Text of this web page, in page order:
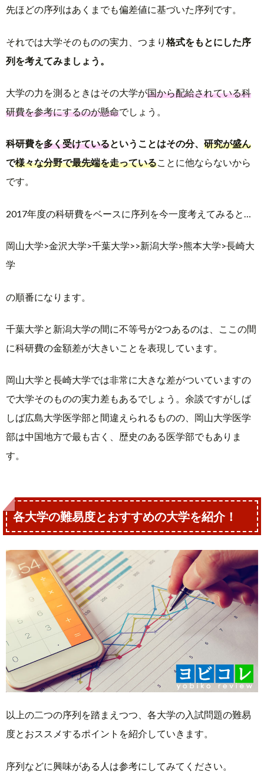
先ほどの序列はあくまでも偏差値に基づいた序列です。
それでは大学そのものの実力、つまり 格式をもとにした序
列を考えてみましょう。
大学の力を測るときはその大学が国から配給されている科
研費を参考にするのが懸命でしょう。
科研費を多く受けているということはその分、 研究が盛ん
で様々な分野で最先端を走っていることに他ならないから
です。
2017年度の科研費をベースに序列を今一度考えてみると…
岡山大学>金沢大学>千葉大学>>新潟大学>熊本大学>長崎大
学
の順番になります。
千葉大学と新潟大学の間に不等号が2つあるのは、ここの間
に科研費の金額差が大きいことを表現しています。
岡山大学と長崎大学では非常に大きな差がついていますの
で大学そのものの実力差もあるでしょう。余談ですがしば
しば広島大学医学部と間違えられるものの、岡山大学医学
部は中国地方で最も古く、歴史のある医学部でもありま
す。
各大学の難易度とおすすめの大学を紹介！
以上の二つの序列を踏まえつつ、各大学の入試問題の難易
度とおススメするポイントを紹介していきます。
序列などに興味がある人は参考にしてみてください。